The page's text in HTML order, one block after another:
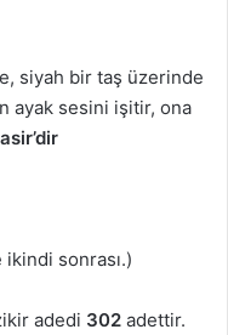
siyah bir taş üzerinde
ayak sesini işitir, ona
sonrası.)
adedi 302 adettir.